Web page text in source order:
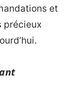
et
précieux